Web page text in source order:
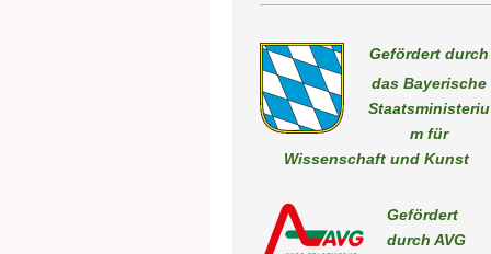
Gefördert durch
das Bayerische
Staatsministeriu
m für
Wissenschaft und Kunst
Gefördert
durch AVG